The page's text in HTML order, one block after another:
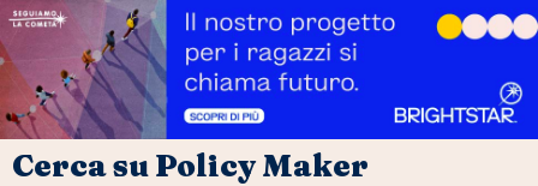
Cerca su Policy Maker